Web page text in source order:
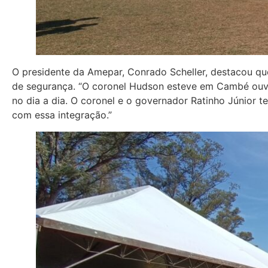
O presidente da Amepar, Conrado Scheller, destacou
de segurança. “O coronel Hudson esteve em Cambé
no dia a dia. O coronel e o governador Ratinho Júnior
com essa integração.”